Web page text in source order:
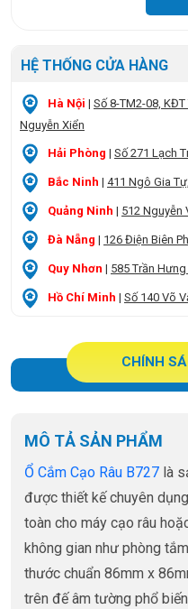
HỆ THỐNG CỬA HÀNG
Hà Nội | Số 8-TM2-08,
Nguyễn Xiển
Hải Phòng | Số 271 Lạch
Bắc Ninh | 411 Ngô Gia
Quảng Ninh | 512 Nguyễn
Đà Nẵng | 126 Điện Biên
Quy Nhơn | 585 Trần
Hồ Chí Minh | Số 140 Võ
CHÍNH
MÔ TẢ SẢN PHẨM
Ổ Cắm Cạo Râu B727 là
được thiết kế chuyên
toàn cho máy cạo râu
không gian như phòng
thước chuẩn 86mm x
trên đế âm tường phổ